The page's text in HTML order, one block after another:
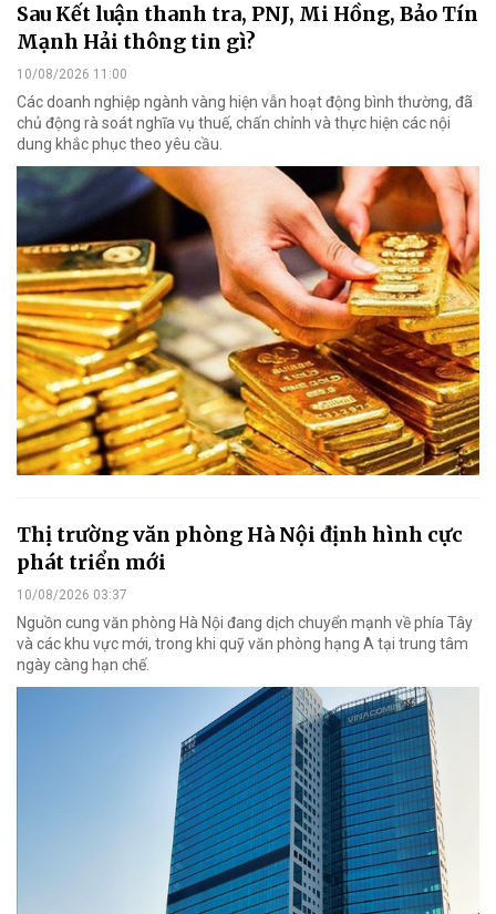
Sau Kết luận thanh tra, PNJ, Mi Hồng, Bảo Tín
Mạnh Hải thông tin gì?
10/08/2026 11:00
Các doanh nghiệp ngành vàng hiện vẫn hoạt động bình thường, đã
chủ động rà soát nghĩa vụ thuế, chấn chỉnh và thực hiện các nội
dung khắc phục theo yêu cầu.
Thị trường văn phòng Hà Nội định hình cực
phát triển mới
10/08/2026 03:37
Nguồn cung văn phòng Hà Nội đang dịch chuyển mạnh về phía Tây
và các khu vực mới, trong khi quỹ văn phòng hạng A tại trung tâm
ngày càng hạn chế.